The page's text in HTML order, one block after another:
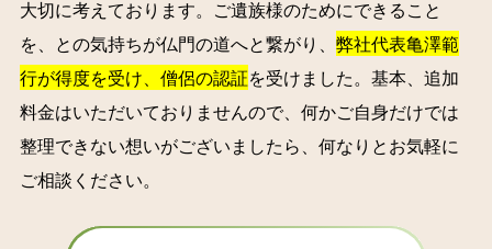
大切に考えております。ご遺族様のためにできること
を、との気持ちが仏門の道へと繋がり、 弊社代表亀澤範
行が得度を受け、僧侶の認証を受けました。基本、追加
料金はいただいておりませんので、何かご自身だけでは
整理できない想いがございましたら、何なりとお気軽に
ご相談ください。